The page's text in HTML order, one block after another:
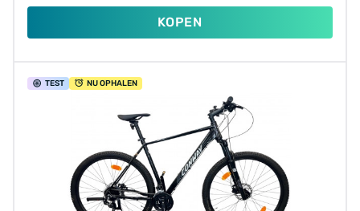
KOPEN
TEST NU OPHALEN